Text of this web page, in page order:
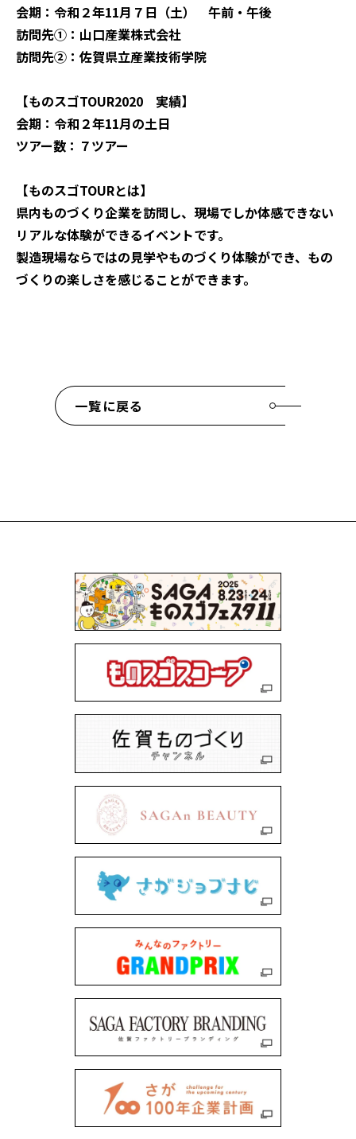
会期：令和２年11月７日（土） 午前・午後
訪問先①：山口産業株式会社
訪問先②：佐賀県立産業技術学院
【ものスゴTOUR2020 実績】
会期：令和２年11月の土日
ツアー数：７ツアー
【ものスゴTOURとは】
県内ものづくり企業を訪問し、現場でしか体感できない
リアルな体験ができるイベントです。
製造現場ならではの見学やものづくり体験ができ、もの
づくりの楽しさを感じることができます。
一覧に戻る